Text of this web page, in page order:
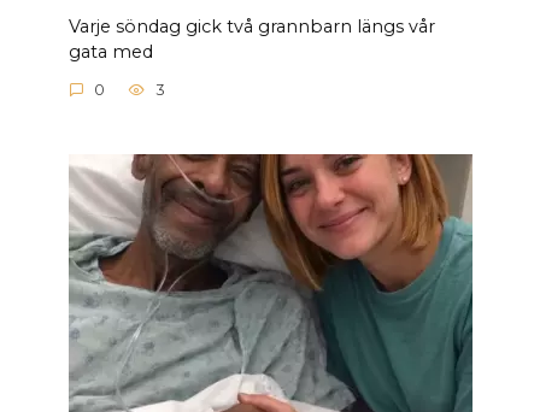
Varje söndag gick två grannbarn längs vår
gata med
0 3